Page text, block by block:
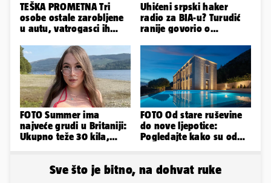
TEŠKA PROMETNA Tri
osobe ostale zarobljene
u autu, vatrogasci ih
Uhićeni srpski haker
radio za BIA-u? Turudić
ranije govorio o
sigurnosti
FOTO Summer ima
najveće grudi u Britaniji:
Ukupno teže 30 kila,
FOTO Od stare ruševine
do nove ljepotice:
Pogledajte kako su od
Sve što je bitno, na dohvat ruke